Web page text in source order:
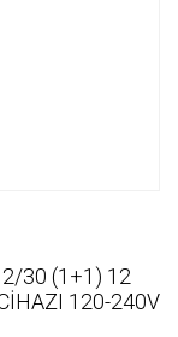
30 (1+1) 12
120-240V